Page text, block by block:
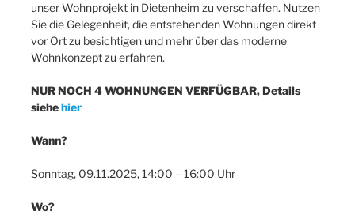
unser Wohnprojekt in Dietenheim zu verschaffen. Nutzen
Sie die Gelegenheit, die entstehenden Wohnungen direkt
vor Ort zu besichtigen und mehr über das moderne
Wohnkonzept zu erfahren.
NUR NOCH 4 WOHNUNGEN VERFÜGBAR, Details
siehehier
Wann?
Sonntag, 09.11.2025, 14:00 – 16:00 Uhr
Wo?